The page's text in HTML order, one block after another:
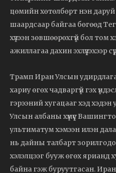
цөмийн хөтөлбөрт нэн
шаардсаар байгаа бөгөөд
хүлээн зөвшөөрөхгүй бол
ажиллагаа дахин эхлүүлэхээр
Трамп Иран Улсын
хариу өгөх чадваргүй гэх
гэрээний хугацааг хэд
Улсын албаны хүмүүс
ультиматум хэмээн илэн
нь дайны талбарт
хэлэлцээг бууж өгөх ярианд
байна гэж буруутгасан.